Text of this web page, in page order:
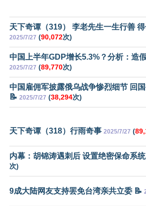
天下奇谭（319） 李老先生一生行善
2025/7/27 (90,072次)
中国上半年GDP增长5.3%？分析：造
2025/7/27 (89,770次)
中国雇佣军披露俄乌战争惨烈细节 回
📝 2025/7/27 (38,294次)
天下奇谭（318）行雨奇事 2025/7/27 (
内幕：胡锦涛遇刺后 设置绝密保命系
次)
9成大陆网友支持罢免台湾亲共立委 📝